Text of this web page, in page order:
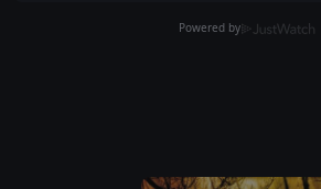
Powered by